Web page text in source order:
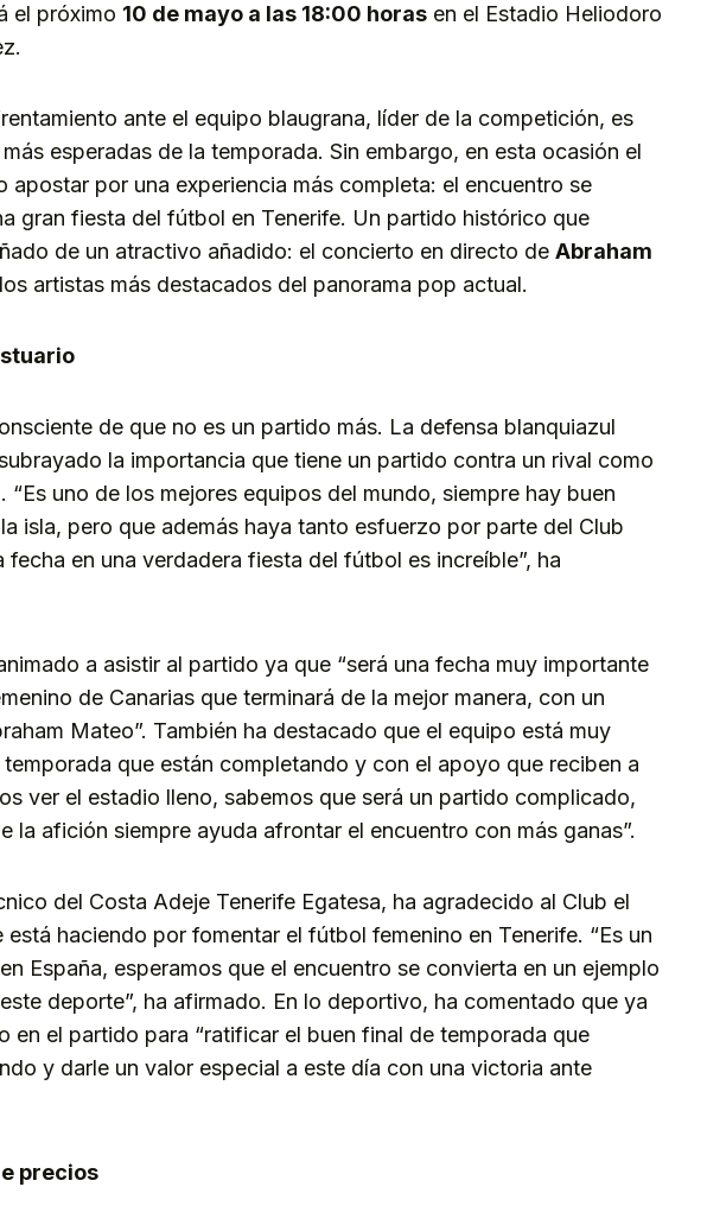
el próximo 10 de mayo a las 18:00 horas en el Estadio Heliodoro
ante el equipo blaugrana, líder de la competición, es
esperadas de la temporada. Sin embargo, en esta ocasión el
apostar por una experiencia más completa: el encuentro se
gran fiesta del fútbol en Tenerife. Un partido histórico que
de un atractivo añadido: el concierto en directo de Abraham
artistas más destacados del panorama pop actual.
de que no es un partido más. La defensa blanquiazul
la importancia que tiene un partido contra un rival como
“Es uno de los mejores equipos del mundo, siempre hay buen
isla, pero que además haya tanto esfuerzo por parte del Club
fecha en una verdadera fiesta del fútbol es increíble”, ha
a asistir al partido ya que “será una fecha muy importante
de Canarias que terminará de la mejor manera, con un
Mateo”. También ha destacado que el equipo está muy
que están completando y con el apoyo que reciben a
ver el estadio lleno, sabemos que será un partido complicado,
la afición siempre ayuda afrontar el encuentro con más ganas”.
del Costa Adeje Tenerife Egatesa, ha agradecido al Club el
está haciendo por fomentar el fútbol femenino en Tenerife. “Es un
España, esperamos que el encuentro se convierta en un ejemplo
deporte”, ha afirmado. En lo deportivo, ha comentado que ya
en el partido para “ratificar el buen final de temporada que
y darle un valor especial a este día con una victoria ante
precios